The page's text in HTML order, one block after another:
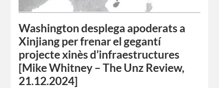
Washington desplega apoderats a
Xinjiang per frenar el gegantí
projecte xinès d’infraestructures
[Mike Whitney – The Unz Review,
21.12.2024]